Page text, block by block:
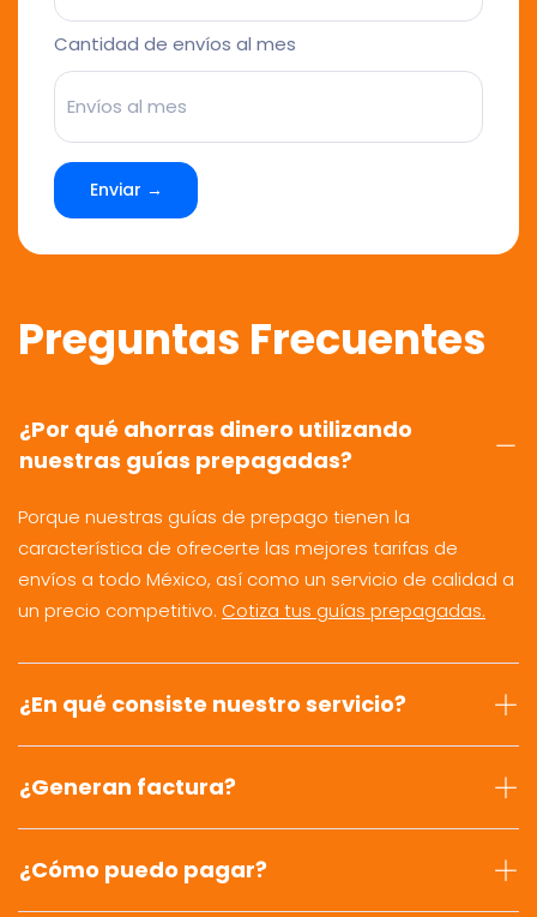
Cantidad de envíos al mes
Enviar →
Preguntas Frecuentes
¿Por qué ahorras dinero utilizando
nuestras guías prepagadas?
Porque nuestras guías de prepago tienen la
característica de ofrecerte las mejores tarifas de
envíos a todo México, así como un servicio de calidad a
un precio competitivo. Cotiza tus guías prepagadas.
¿En qué consiste nuestro servicio?
¿Generan factura?
¿Cómo puedo pagar?